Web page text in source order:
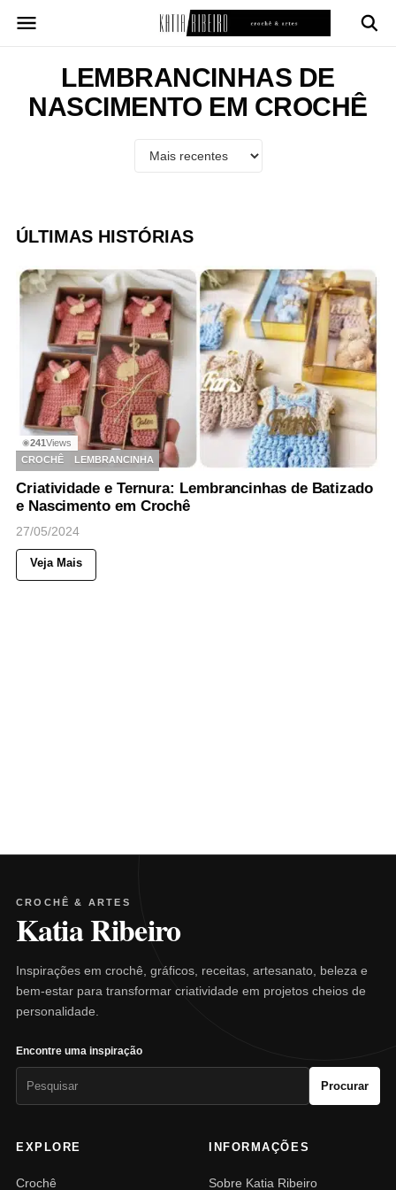
para
LEMBRANCINHAS DE
NASCIMENTO EM CROCHÊ
ÚLTIMAS HISTÓRIAS
◉241Views
CROCHÊ
LEMBRANCINHA
Criatividade e Ternura: Lembrancinhas de Batizado
e Nascimento em Crochê
27/05/2024
Veja Mais
CROCHÊ & ARTES
Katia Ribeiro
Inspirações em crochê, gráficos, receitas, artesanato, beleza e
bem-estar para transformar criatividade em projetos cheios de
personalidade.
Encontre uma inspiração
Procurar
EXPLORE
Crochê
INFORMAÇÕES
Sobre Katia Ribeiro